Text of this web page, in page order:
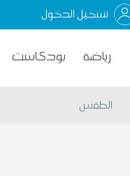
تسجيل الدخول
رياضة بودكاست
الطقس